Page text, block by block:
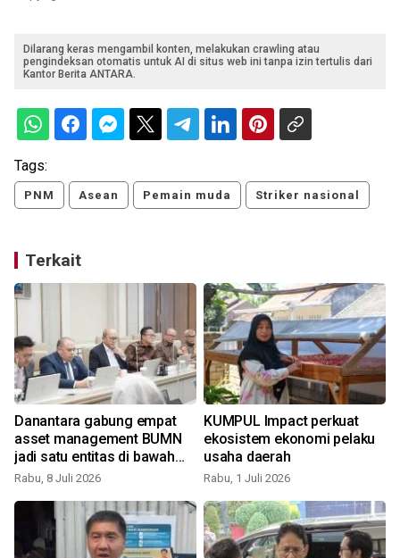
Dilarang keras mengambil konten, melakukan crawling atau
pengindeksan otomatis untuk AI di situs web ini tanpa izin tertulis dari
Kantor Berita ANTARA.
Tags:
PNM Asean Pemain muda Striker nasional
Terkait
Danantara gabung empat
asset management BUMN
jadi satu entitas di bawah
Mandiri MI
Rabu, 8 Juli 2026
KUMPUL Impact perkuat
ekosistem ekonomi pelaku
usaha daerah
Rabu, 1 Juli 2026